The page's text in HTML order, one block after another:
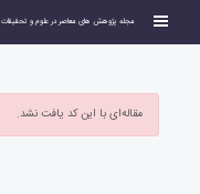
مجله پژوهش های معاصر در علوم و تحقیقات
مقاله‌ای با این کد یافت نشد.